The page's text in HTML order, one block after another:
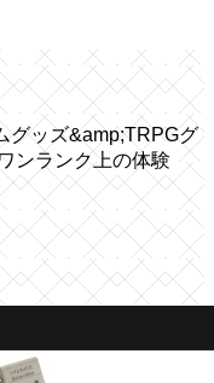
グッズ&amp;TRPGグ
ンランク上の体験